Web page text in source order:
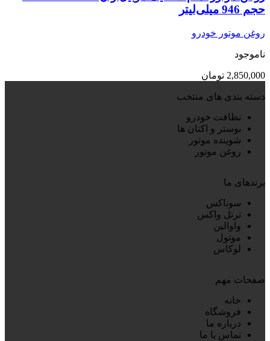
حجم 946 میلی‌لیتر
روغن موتور خودرو
ناموجود
2,850,000 تومان
دسته بندی های منتخب
نظافت خودرو
بوستر و اکتان ها
شوینده موتور
روغن موتور
برندهای ما
سوناکس
ترتل واکس
واوالین
موتول
لوکاس
صفحات مهم
خانه
فروشگاه
درباره ما
تماس با ما